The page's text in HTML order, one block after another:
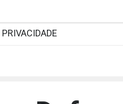
PRIVACIDADE